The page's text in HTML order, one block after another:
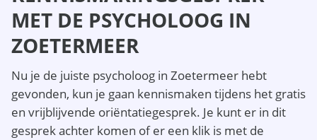
MET DE PSYCHOLOOG IN
ZOETERMEER
Nu je de juiste psycholoog in Zoetermeer hebt
gevonden, kun je gaan kennismaken tijdens het gratis
en vrijblijvende oriëntatiegesprek. Je kunt er in dit
gesprek achter komen of er een klik is met de